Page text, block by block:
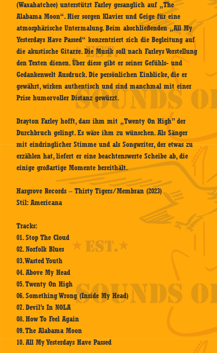
(Waxahatchee) unterstützt Farley gesanglich auf „The
Alabama Moon“. Hier sorgen Klavier und Geige für eine
atmosphärische Untermalung. Beim abschließenden „All My
Yesterdays Have Passed“ konzentriert sich die Begleitung auf
die akustische Gitarre. Die Musik soll nach Farleys Vorstellung
den Texten dienen. Über diese gibt er seiner Gefühls- und
Gedankenwelt Ausdruck. Die persönlichen Einblicke, die er
gewährt, wirken authentisch und sind manchmal mit einer
Prise humorvoller Distanz gewürzt.
Drayton Farley hofft, dass ihm mit „Twenty On High” der
Durchbruch gelingt. Es wäre ihm zu wünschen. Als Sänger
mit eindringlicher Stimme und als Songwriter, der etwas zu
erzählen hat, liefert er eine beachtenswerte Scheibe ab, die
einige großartige Momente bereithält.
Hargrove Records – Thirty Tigers/Membran (2023)
Stil: Americana
Tracks:
01. Stop The Cloud
02. Norfolk Blues
03. Wasted Youth
04. Above My Head
05. Twenty On High
06. Something Wrong (Inside My Head)
07. Devil’s In NOLA
08. How To Feel Again
09. The Alabama Moon
10. All My Yesterdays Have Passed